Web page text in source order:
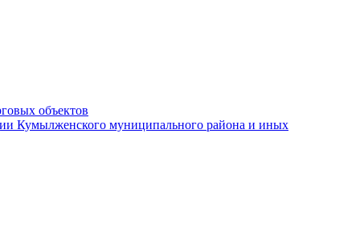
объектов
Кумылженского муниципального района и иных